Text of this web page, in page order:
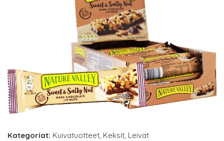
Kategoriat: Kuivatuotteet, Keksit, Leivät